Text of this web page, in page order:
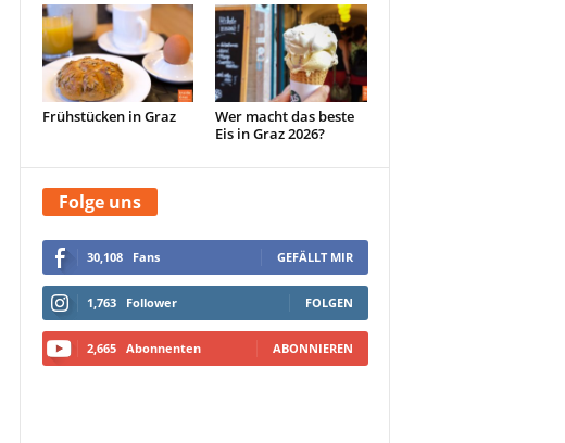
Frühstücken in Graz
Wer macht das beste
Eis in Graz 2026?
Folge uns
30,108 Fans GEFÄLLT MIR
1,763 Follower FOLGEN
2,665 Abonnenten ABONNIEREN